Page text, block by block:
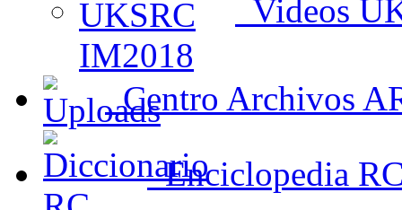
Videos
Centro Archivos
Enciclopedia